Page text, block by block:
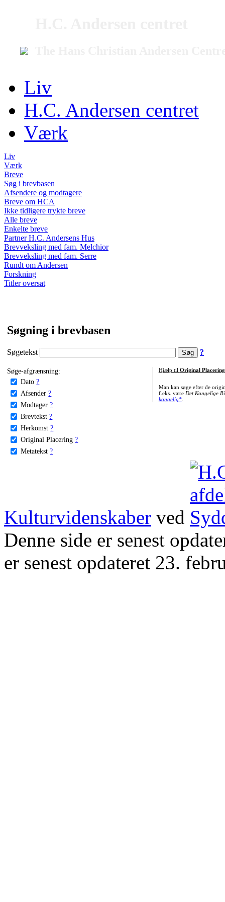
Liv
H.C. Andersen centret
Værk
Liv
Værk
Breve
Søg i brevbasen
Afsendere og modtagere
Breve om HCA
Ikke tidligere trykte breve
Alle breve
Enkelte breve
Partner H.C. Andersens Hus
Brevveksling med fam. Melchior
Brevveksling med fam. Serre
Rundt om Andersen
Forskning
Titler oversat
Søgning i brevbasen
Søgetekst ?
Søge-afgrænsning:
Dato ?
Afsender ?
Modtager ?
Brevtekst ?
Herkomst ?
Original Placering ?
Metatekst ?
Hjælp til Original Placering
Man kan søge efter de
f.eks. være Det Kongelige
kongelig*.
Kulturvidenskaber ved
Denne side er senest
er senest opdateret 23.